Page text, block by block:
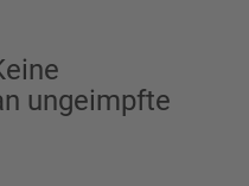
ungeimpfte